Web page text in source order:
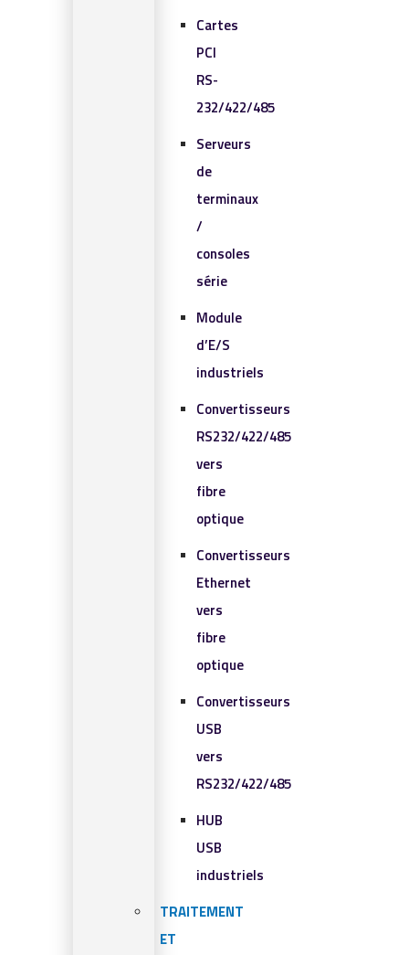
Cartes
PCI
RS-
232/422/485
Serveurs
de
terminaux
/
consoles
série
Module
d’E/S
industriels
Convertisseurs
RS232/422/485
vers
fibre
optique
Convertisseurs
Ethernet
vers
fibre
optique
Convertisseurs
USB
vers
RS232/422/485
HUB
USB
industriels
TRAITEMENT
ET